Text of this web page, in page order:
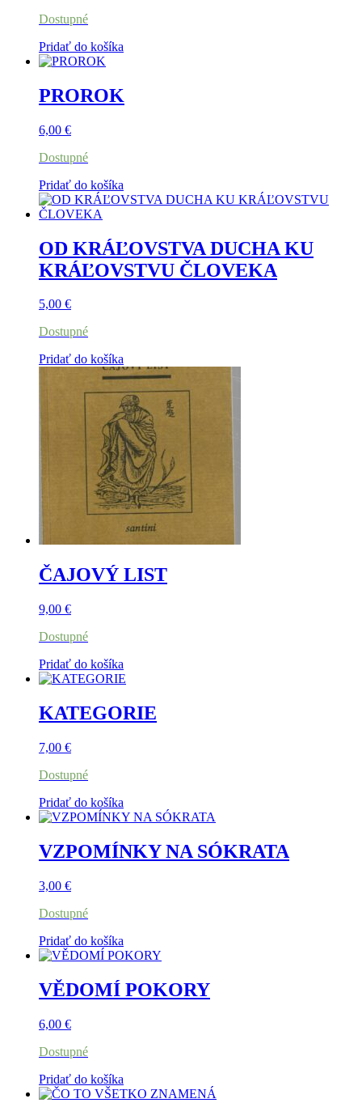
Dostupné
Pridať do košíka
PROROK
6,00 €
Dostupné
Pridať do košíka
OD KRÁĽOVSTVA DUCHA KU
KRÁĽOVSTVU ČLOVEKA
5,00 €
Dostupné
Pridať do košíka
ČAJOVÝ LIST
9,00 €
Dostupné
Pridať do košíka
KATEGORIE
7,00 €
Dostupné
Pridať do košíka
VZPOMÍNKY NA SÓKRATA
3,00 €
Dostupné
Pridať do košíka
VĚDOMÍ POKORY
6,00 €
Dostupné
Pridať do košíka